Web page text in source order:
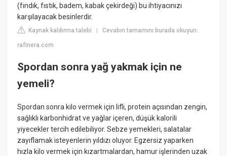
(fındık, fıstık, badem, kabak çekirdeği) bu ihtiyacınızı
karşılayacak besinlerdir.
Kaynak kaldırma talebi |Cevabın tamamını burada okuyun:
rafinera.com
Spordan sonra yağ yakmak için ne
yemeli?
Spordan sonra kilo vermek için lifli, protein açısından zengin,
sağlıklı karbonhidrat ve yağlar içeren, düşük kalorili
yiyecekler tercih edilebiliyor. Sebze yemekleri, salatalar
zayıflamak isteyenlerin yıldızı oluyor. Egzersiz yaparken
hızla kilo vermek için kızartmalardan, hamur işlerinden uzak